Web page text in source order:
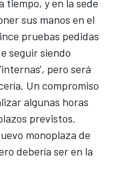
tiempo, y en la sede
sus manos en el
pruebas pedidas
seguir siendo
pero será
Un compromiso
algunas horas
previstos.
monoplaza de
debería ser en la